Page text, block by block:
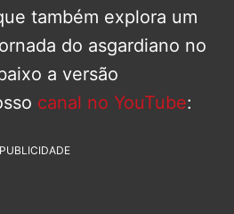
também explora um
do asgardiano no
a versão
canal no YouTube:
PUBLICIDADE